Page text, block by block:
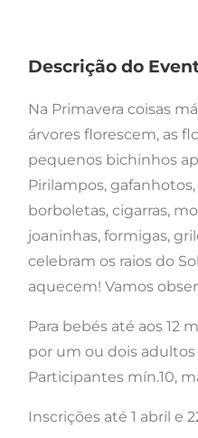
Descrição do
Na Primavera coisas
árvores florescem, as
pequenos bichinhos
Pirilampos,
borboletas, cigarras,
joaninhas, formigas,
celebram os raios do
aquecem! Vamos
Para bebés até aos 12
por um ou dois adultos
Participantes mín.10,
Inscrições até 1 abril e